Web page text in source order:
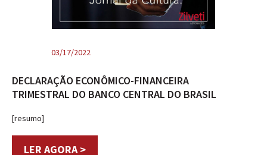
03/17/2022
DECLARAÇÃO ECONÔMICO-FINANCEIRA
TRIMESTRAL DO BANCO CENTRAL DO BRASIL
[resumo]
LER AGORA >